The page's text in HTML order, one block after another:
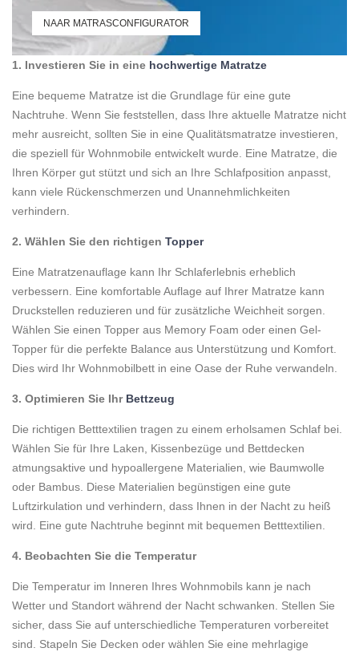
NAAR MATRASCONFIGURATOR
1. Investieren Sie in eine hochwertige Matratze
Eine bequeme Matratze ist die Grundlage für eine gute
Nachtruhe. Wenn Sie feststellen, dass Ihre aktuelle Matratze nicht
mehr ausreicht, sollten Sie in eine Qualitätsmatratze investieren,
die speziell für Wohnmobile entwickelt wurde. Eine Matratze, die
Ihren Körper gut stützt und sich an Ihre Schlafposition anpasst,
kann viele Rückenschmerzen und Unannehmlichkeiten
verhindern.
2. Wählen Sie den richtigen Topper
Eine Matratzenauflage kann Ihr Schlaferlebnis erheblich
verbessern. Eine komfortable Auflage auf Ihrer Matratze kann
Druckstellen reduzieren und für zusätzliche Weichheit sorgen.
Wählen Sie einen Topper aus Memory Foam oder einen Gel-
Topper für die perfekte Balance aus Unterstützung und Komfort.
Dies wird Ihr Wohnmobilbett in eine Oase der Ruhe verwandeln.
3. Optimieren Sie Ihr Bettzeug
Die richtigen Betttextilien tragen zu einem erholsamen Schlaf bei.
Wählen Sie für Ihre Laken, Kissenbezüge und Bettdecken
atmungsaktive und hypoallergene Materialien, wie Baumwolle
oder Bambus. Diese Materialien begünstigen eine gute
Luftzirkulation und verhindern, dass Ihnen in der Nacht zu heiß
wird. Eine gute Nachtruhe beginnt mit bequemen Betttextilien.
4. Beobachten Sie die Temperatur
Die Temperatur im Inneren Ihres Wohnmobils kann je nach
Wetter und Standort während der Nacht schwanken. Stellen Sie
sicher, dass Sie auf unterschiedliche Temperaturen vorbereitet
sind. Stapeln Sie Decken oder wählen Sie eine mehrlagige